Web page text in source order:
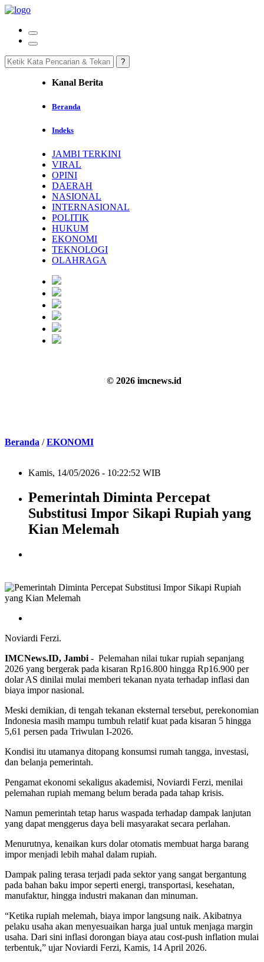
Kanal Berita
Beranda
Indeks
JAMBI TERKINI
VIRAL
OPINI
DAERAH
NASIONAL
INTERNASIONAL
POLITIK
HUKUM
EKONOMI
TEKNOLOGI
OLAHRAGA
© 2026 imcnews.id
Beranda /EKONOMI
Kamis, 14/05/2026 - 10:22:52 WIB
Pemerintah Diminta Percepat
Substitusi Impor Sikapi Rupiah yang
Kian Melemah
Noviardi Ferzi.
IMCNews.ID, Jambi - Pelemahan nilai tukar rupiah sepanjang
2026 yang bergerak pada kisaran Rp16.800 hingga Rp16.900 per
dolar AS dinilai mulai memberi tekanan nyata terhadap inflasi dan
biaya impor nasional.
Meski demikian, di tengah tekanan eksternal tersebut, perekonomian
Indonesia masih mampu tumbuh relatif kuat pada kisaran 5 hingga
5,61 persen pada Triwulan I-2026.
Kondisi itu utamanya ditopang konsumsi rumah tangga, investasi,
dan belanja pemerintah.
Pengamat ekonomi sekaligus akademisi, Noviardi Ferzi, menilai
pelemahan rupiah memang belum berada pada tahap krisis.
Namun pemerintah tetap harus waspada terhadap dampak lanjutan
yang dapat menggerus daya beli masyarakat secara perlahan.
Menurutnya, kenaikan kurs dolar otomatis membuat harga barang
impor menjadi lebih mahal dalam rupiah.
Dampak paling terasa terjadi pada sektor yang sangat bergantung
pada bahan baku impor seperti energi, transportasi, kesehatan,
manufaktur, hingga industri makanan dan minuman.
“Ketika rupiah melemah, biaya impor langsung naik. Akibatnya
pelaku usaha akan menyesuaikan harga jual untuk menjaga margin
usaha. Dari sini inflasi dorongan biaya atau cost-push inflation mulai
terbentuk,” ujar Noviardi Ferzi, Kamis, 14 April 2026.